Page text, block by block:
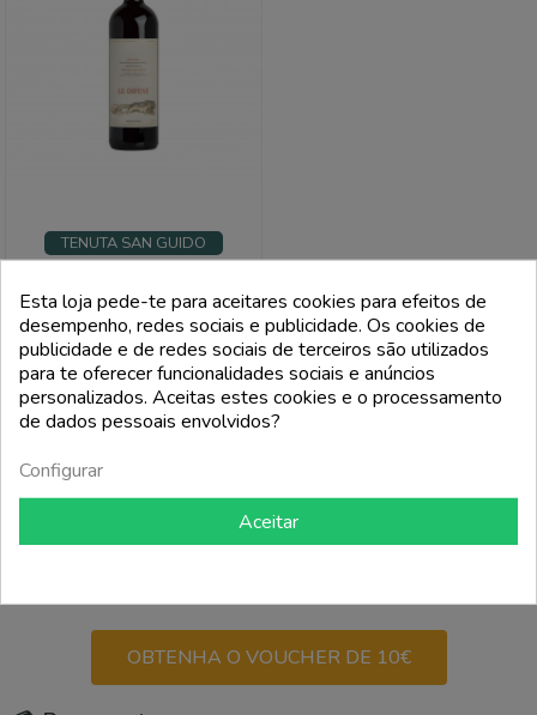
TENUTA SAN GUIDO
Tenuta San Guido
Preço
42,00 €
add_shopping_cart
CUPOM DE DESCONTO DE 10€PARA A SUA PRIMEIRA
OBTENHA O VOUCHER DE 10€
Esta loja pede-te para aceitares cookies para efeitos de
desempenho, redes sociais e publicidade. Os cookies de
publicidade e de redes sociais de terceiros são utilizados
para te oferecer funcionalidades sociais e anúncios
personalizados. Aceitas estes cookies e o processamento
de dados pessoais envolvidos?
Configurar
Aceitar